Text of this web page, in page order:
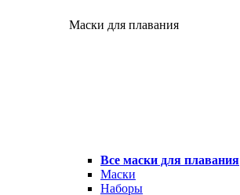
Маски для плавания
Все маски для плавания
Маски
Наборы